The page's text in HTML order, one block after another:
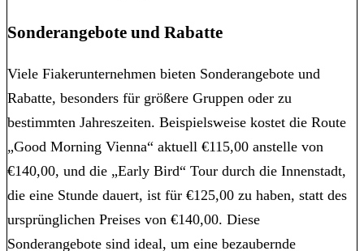
Sonderangebote und Rabatte
Viele Fiakerunternehmen bieten Sonderangebote und
Rabatte, besonders für größere Gruppen oder zu
bestimmten Jahreszeiten. Beispielsweise kostet die Route
„Good Morning Vienna“ aktuell €115,00 anstelle von
€140,00, und die „Early Bird“ Tour durch die Innenstadt,
die eine Stunde dauert, ist für €125,00 zu haben, statt des
ursprünglichen Preises von €140,00. Diese
Sonderangebote sind ideal, um eine bezaubernde